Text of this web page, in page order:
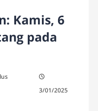
Kamis, 6
pada
3/01/2025